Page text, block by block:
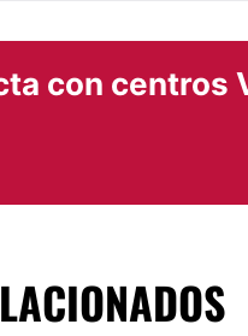
tabique desviado,
León Ramírez buscará un
con los rasgos de la
consultorio enMorelia,
solucionar todas
con centros